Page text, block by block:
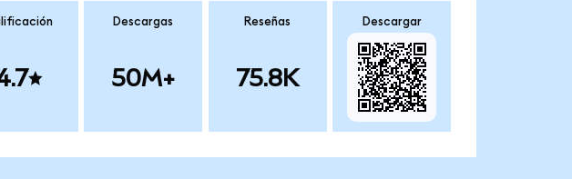
Descargas
50M+
Reseñas
75.8K
Descargar